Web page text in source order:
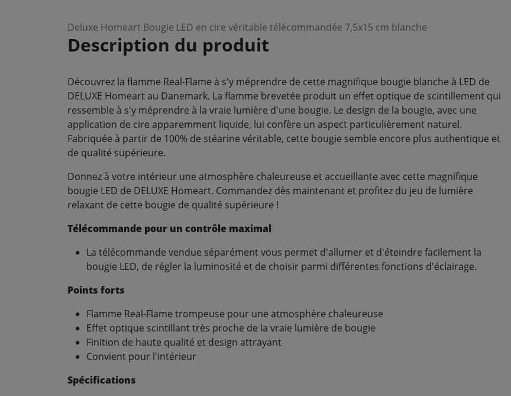
Deluxe Homeart Bougie LED en cire véritable télécommandée 7,5x15 cm blanche
Description du produit
Découvrez la flamme Real-Flame à s'y méprendre de cette magnifique bougie blanche à LED de
DELUXE Homeart au Danemark. La flamme brevetée produit un effet optique de scintillement qui
ressemble à s'y méprendre à la vraie lumière d'une bougie. Le design de la bougie, avec une
application de cire apparemment liquide, lui confère un aspect particulièrement naturel.
Fabriquée à partir de 100% de stéarine véritable, cette bougie semble encore plus authentique et
de qualité supérieure.
Donnez à votre intérieur une atmosphère chaleureuse et accueillante avec cette magnifique
bougie LED de DELUXE Homeart. Commandez dès maintenant et profitez du jeu de lumière
relaxant de cette bougie de qualité supérieure !
Télécommande pour un contrôle maximal
La télécommande vendue séparément vous permet d'allumer et d'éteindre facilement la
bougie LED, de régler la luminosité et de choisir parmi différentes fonctions d'éclairage.
Points forts
Flamme Real-Flame trompeuse pour une atmosphère chaleureuse
Effet optique scintillant très proche de la vraie lumière de bougie
Finition de haute qualité et design attrayant
Convient pour l'intérieur
Spécifications